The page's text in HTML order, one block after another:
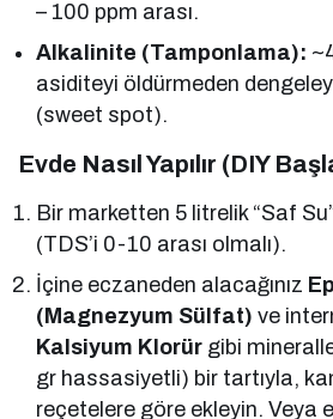
– 100 ppm arası.
Alkalinite (Tamponlama):
asiditeyi öldürmeden
(sweet spot).
Evde Nasıl Yapılır (DIY
Bir marketten 5 litrelik “Saf
(TDS’i 0-10 arası olmalı).
İçine eczaneden alacağınız
(Magnezyum Sülfat) ve
Kalsiyum Klorür gibi
gr hassasiyetli) bir tartıyla,
reçetelere göre ekleyin. Veya